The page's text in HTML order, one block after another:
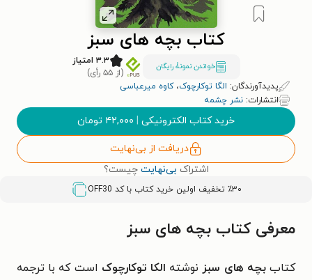
کتاب بچه های سبز
خواندن نمونۀ رایگان
۳.۳ امتیاز
(از ۵۵ رأی)
پدیدآورندگان: الگا توکارچوک،کاوه میرعباسی
انتشارات: نشر چشمه
خرید کتاب الکترونیکی | ۴۲,۰۰۰ تومان
دریافت از بی‌نهایت
اشتراک بی‌نهایت چیست؟
٪۳۰ تخفیف اولین خرید کتاب با کد OFF30
معرفی کتاب بچه های سبز
کتاببچه‌ های سبز نوشته الکا توکارچوک است که با ترجمه